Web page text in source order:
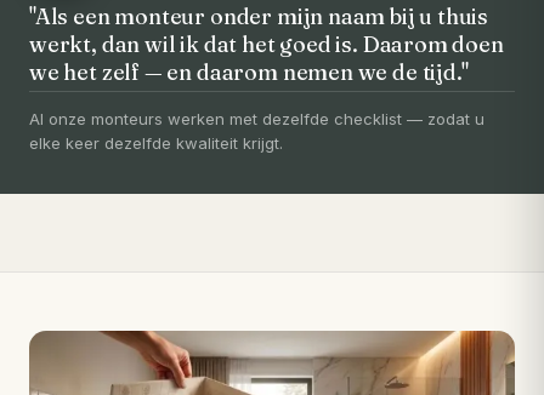
"Als een monteur onder mijn naam bij u thuis
werkt, dan wil ik dat het goed is. Daarom doen
we het zelf — en daarom nemen we de tijd."
Al onze monteurs werken met dezelfde checklist — zodat u
elke keer dezelfde kwaliteit krijgt.
VOORHEEN → NA
Uw badkamer, volledig vernieuwd in
3-5 dagen
levertijd van slechts 4 weken.